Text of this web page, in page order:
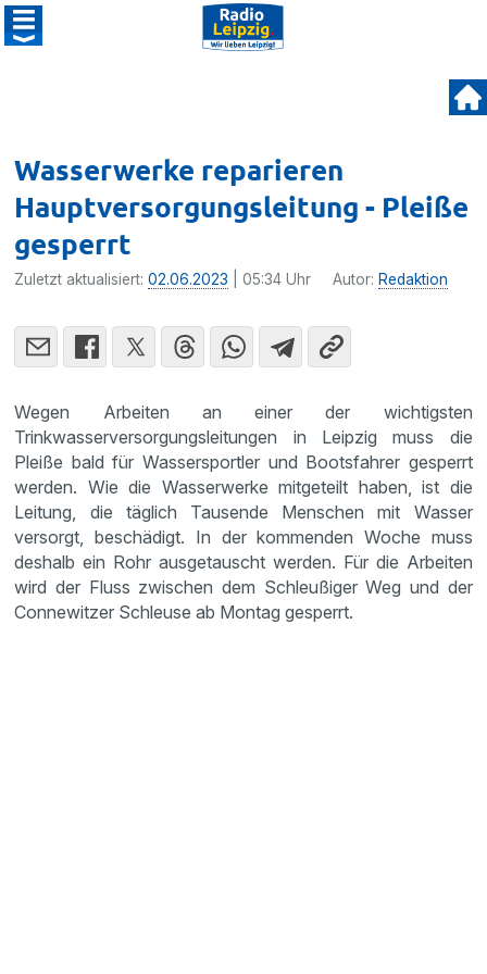
Wasserwerke reparieren
Hauptversorgungsleitung - Pleiße
gesperrt
Zuletzt aktualisiert:02.06.2023 | 05:34 Uhr Autor: Redaktion
Wegen Arbeiten an einer der wichtigsten
Trinkwasserversorgungsleitungen in Leipzig muss die
Pleiße bald für Wassersportler und Bootsfahrer gesperrt
werden. Wie die Wasserwerke mitgeteilt haben, ist die
Leitung, die täglich Tausende Menschen mit Wasser
versorgt, beschädigt. In der kommenden Woche muss
deshalb ein Rohr ausgetauscht werden. Für die Arbeiten
wird der Fluss zwischen dem Schleußiger Weg und der
Connewitzer Schleuse ab Montag gesperrt.